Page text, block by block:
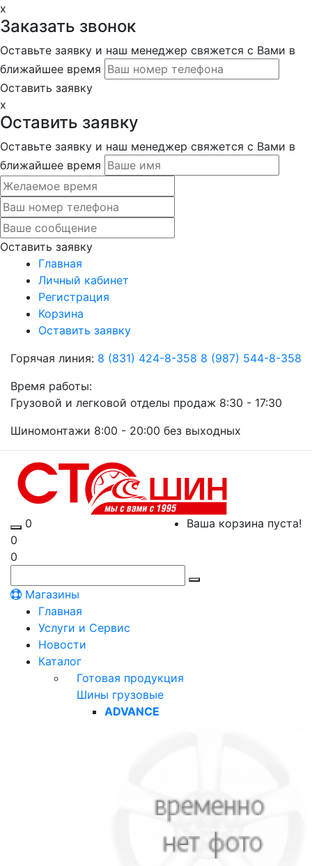
x
Заказать звонок
Оставьте заявку и наш менеджер свяжется с Вами в
ближайшее время
Оставить заявку
x
Оставить заявку
Оставьте заявку и наш менеджер свяжется с Вами в
ближайшее время
Оставить заявку
Главная
Личный кабинет
Регистрация
Корзина
Оставить заявку
Горячая линия: 8 (831) 424-8-358 8 (987) 544-8-358
Время работы:
Грузовой и легковой отделы продаж 8:30 - 17:30
Шиномонтажи 8:00 - 20:00 без выходных
0
Ваша корзина пуста!
0
0
Магазины
Главная
Услуги и Сервис
Новости
Каталог
Готовая продукция
Шины грузовые
ADVANCE